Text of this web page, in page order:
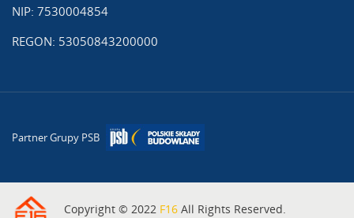
NIP: 7530004854
REGON: 53050843200000
Partner Grupy PSB
Copyright © 2022 F16 All Rights Reserved.